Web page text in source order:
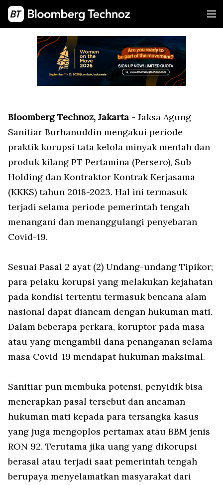
Bloomberg Technoz, Jakarta - Jaksa Agung
Sanitiar Burhanuddin mengakui periode
praktik korupsi tata kelola minyak mentah dan
produk kilang PT Pertamina (Persero), Sub
Holding dan Kontraktor Kontrak Kerjasama
(KKKS) tahun 2018-2023. Hal ini termasuk
terjadi selama periode pemerintah tengah
menangani dan menanggulangi penyebaran
Covid-19.
Sesuai Pasal 2 ayat (2) Undang-undang Tipikor;
para pelaku korupsi yang melakukan kejahatan
pada kondisi tertentu termasuk bencana alam
nasional dapat diancam dengan hukuman mati.
Dalam beberapa perkara, koruptor pada masa
atau yang mengambil dana penanganan selama
masa Covid-19 mendapat hukuman maksimal.
Sanitiar pun membuka potensi, penyidik bisa
menerapkan pasal tersebut dan ancaman
hukuman mati kepada para tersangka kasus
yang juga mengoplos pertamax atau BBM jenis
RON 92. Terutama jika uang yang dikorupsi
berasal atau terjadi saat pemerintah tengah
berupaya menyelamatkan masyarakat dari